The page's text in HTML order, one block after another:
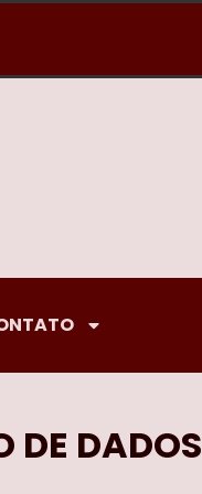
DE DADOS